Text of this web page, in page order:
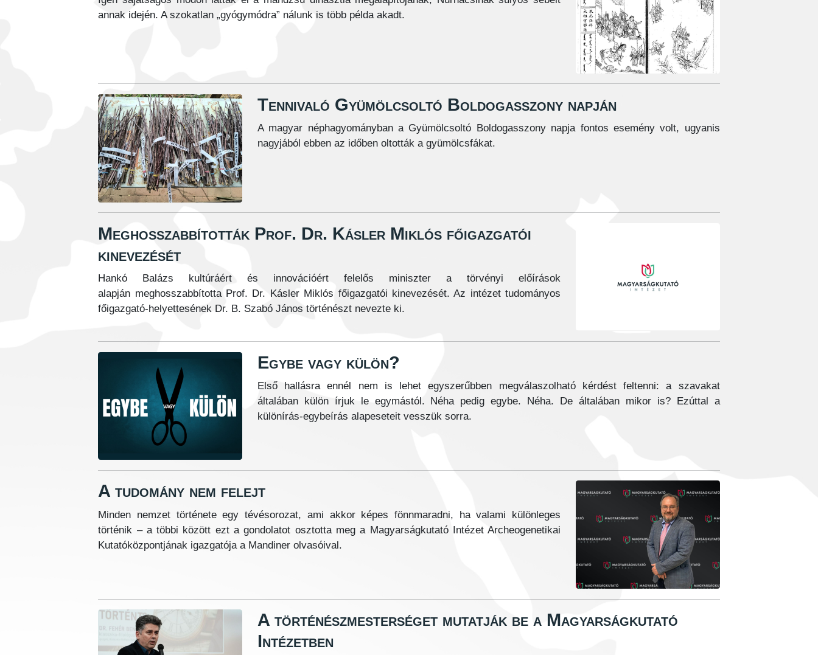
annak idején. A szokatlan „gyógymódra” nálunk is több példa akadt.
Tennivaló Gyümölcsoltó Boldogasszony napján
A magyar néphagyományban a Gyümölcsoltó Boldogasszony napja fontos esemény volt, ugyanis
nagyjából ebben az időben oltották a gyümölcsfákat.
Meghosszabbították Prof. Dr. Kásler Miklós főigazgatói
kinevezését
Hankó Balázs kultúráért és innovációért felelős miniszter a törvényi előírások
alapján meghosszabbította Prof. Dr. Kásler Miklós főigazgatói kinevezését. Az intézet tudományos
főigazgató-helyettesének Dr. B. Szabó János történészt nevezte ki.
Egybe vagy külön?
Első hallásra ennél nem is lehet egyszerűbben megválaszolható kérdést feltenni: a szavakat
általában külön írjuk le egymástól. Néha pedig egybe. Néha. De általában mikor is? Ezúttal a
különírás-egybeírás alapeseteit vesszük sorra.
A tudomány nem felejt
Minden nemzet története egy tévésorozat, ami akkor képes fönnmaradni, ha valami különleges
történik – a többi között ezt a gondolatot osztotta meg a Magyarságkutató Intézet Archeogenetikai
Kutatóközpontjának igazgatója a Mandiner olvasóival.
A történészmesterséget mutatják be a Magyarságkutató
Intézetben